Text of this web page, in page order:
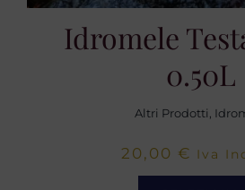
Idromele
0.50L
Altri Prodotti,
20,00 € Iva